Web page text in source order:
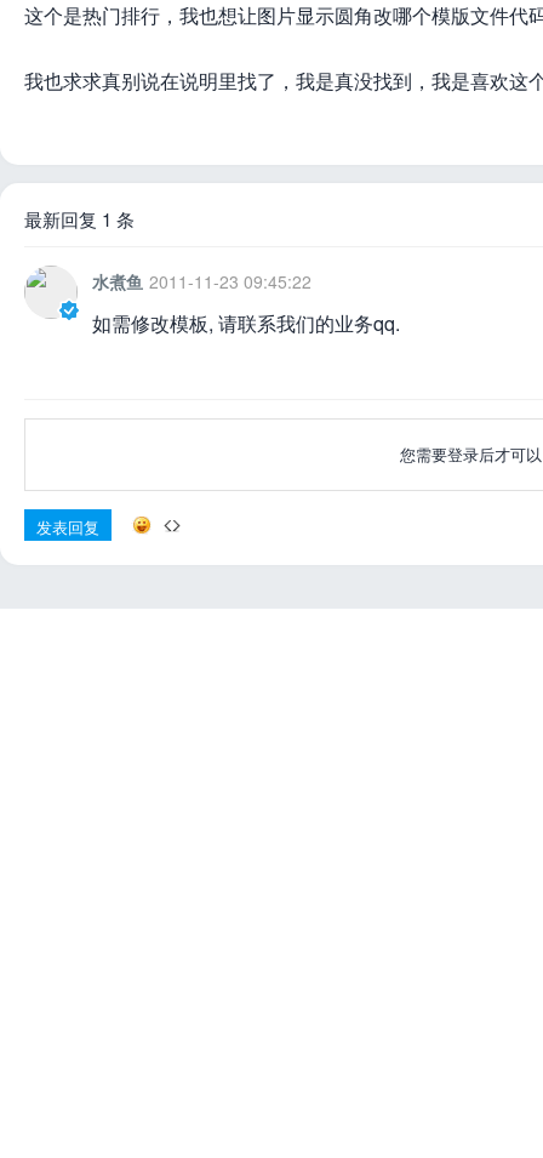
这个是热门排行，我也想让图片显示圆角改哪个模版文件代
我也求求真别说在说明里找了，我是真没找到，我是喜欢这
最新回复 1 条
水煮鱼 2011-11-23 09:45:22
如需修改模板, 请联系我们的业务qq.
您需要登录后才可
发表回复